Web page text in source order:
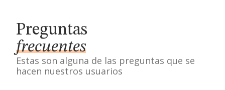
Preguntas
frecuentes
Estas son alguna de las preguntas que se
hacen nuestros usuarios